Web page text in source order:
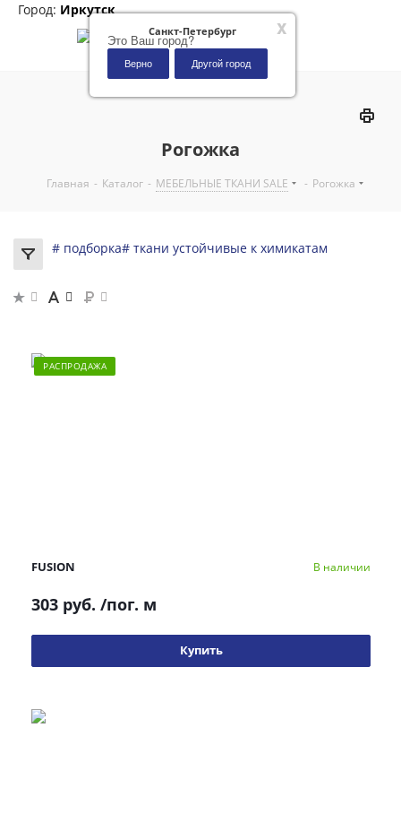
x
Санкт-Петербург
Это Ваш город?
Верно Другой город
Город: Иркутск
Рогожка
Главная - Каталог - МЕБЕЛЬНЫЕ ТКАНИ SALE - Рогожка
# подборка# ткани устойчивые к химикатам
РАСПРОДАЖА
FUSION В наличии
303 руб. /пог. м
Купить